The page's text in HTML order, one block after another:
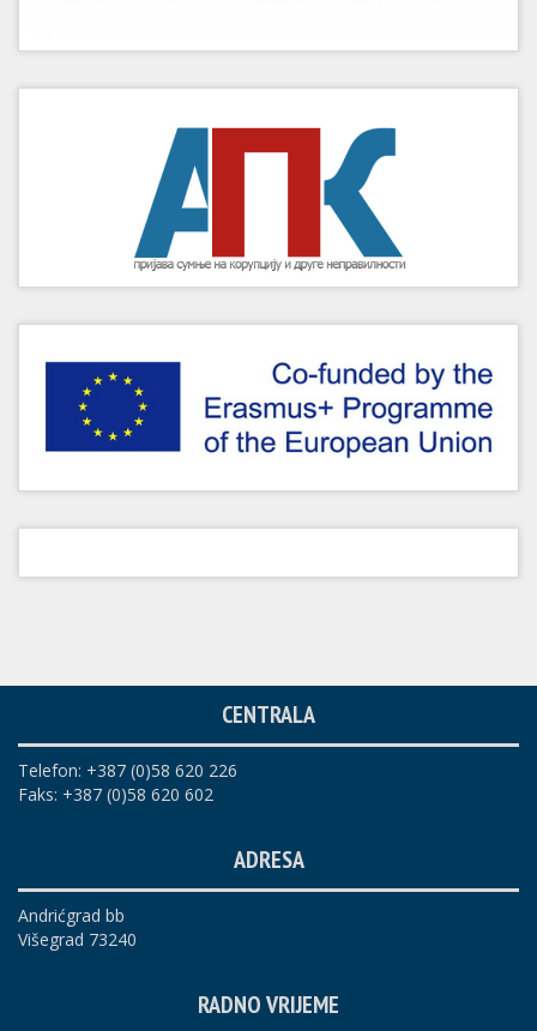
CENTRALA
Telefon: +387 (0)58 620 226
Faks: +387 (0)58 620 602
ADRESA
Andrićgrad bb
Višegrad 73240
RADNO VRIJEME